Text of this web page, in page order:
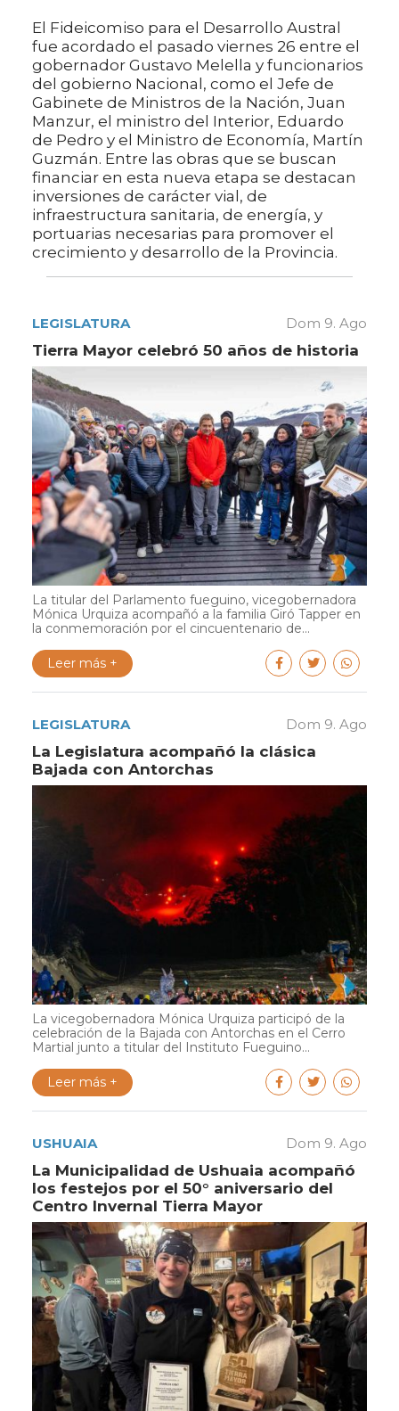
El Fideicomiso para el Desarrollo Austral
fue acordado el pasado viernes 26 entre el
gobernador Gustavo Melella y funcionarios
del gobierno Nacional, como el Jefe de
Gabinete de Ministros de la Nación, Juan
Manzur, el ministro del Interior, Eduardo
de Pedro y el Ministro de Economía, Martín
Guzmán. Entre las obras que se buscan
financiar en esta nueva etapa se destacan
inversiones de carácter vial, de
infraestructura sanitaria, de energía, y
portuarias necesarias para promover el
crecimiento y desarrollo de la Provincia.
LEGISLATURA Dom 9. Ago
Tierra Mayor celebró 50 años de historia
La titular del Parlamento fueguino, vicegobernadora
Mónica Urquiza acompañó a la familia Giró Tapper en
la conmemoración por el cincuentenario de...
Leer más +
LEGISLATURA Dom 9. Ago
La Legislatura acompañó la clásica
Bajada con Antorchas
La vicegobernadora Mónica Urquiza participó de la
celebración de la Bajada con Antorchas en el Cerro
Martial junto a titular del Instituto Fueguino...
Leer más +
USHUAIA Dom 9. Ago
La Municipalidad de Ushuaia acompañó
los festejos por el 50° aniversario del
Centro Invernal Tierra Mayor